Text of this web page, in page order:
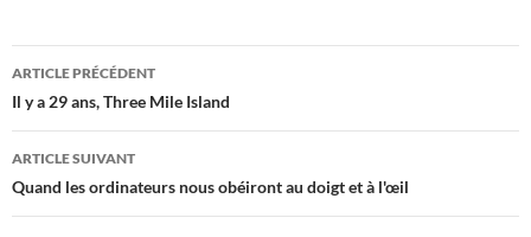
Navigation
des
articles
ARTICLE PRÉCÉDENT
Il y a 29 ans, Three Mile Island
ARTICLE SUIVANT
Quand les ordinateurs nous obéiront au doigt et à l'œil